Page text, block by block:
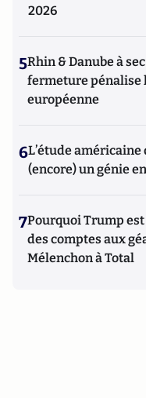
2026
5Rhin & Danube à
fermeture pénalise
européenne
6L’étude américaine
(encore) un génie
7Pourquoi Trump
des comptes aux
Mélenchon à Total